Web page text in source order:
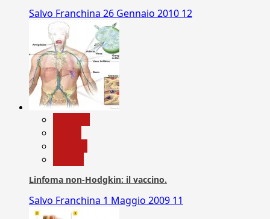
Salvo Franchina 26 Gennaio 2010 12
Linfoma non-Hodgkin: il vaccino.
Salvo Franchina 1 Maggio 2009 11